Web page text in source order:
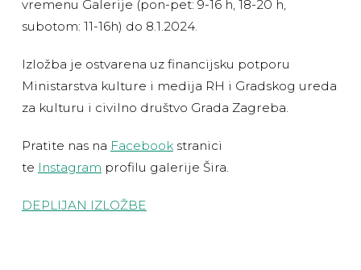
vremenu Galerije (pon-pet: 9-16 h, 18-20 h,
subotom: 11-16h) do 8.1.2024.
Izložba je ostvarena uz financijsku potporu
Ministarstva kulture i medija RH i Gradskog ureda
za kulturu i civilno društvo Grada Zagreba.
Pratite nas na Facebookstranici
te Instagram profilu galerije Šira.
DEPLIJAN IZLOŽBE